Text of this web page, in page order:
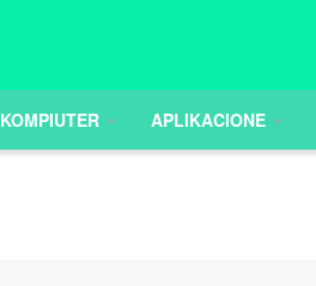
KOMPIUTER APLIKACIONE